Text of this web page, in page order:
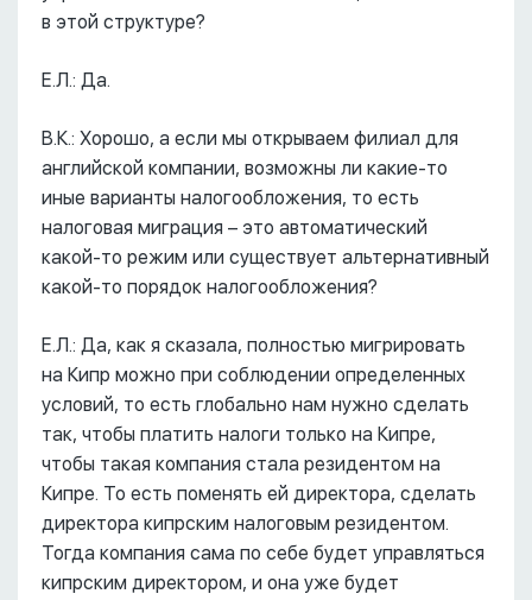
в этой структуре?
Е.Л.: Да.
В.К.: Хорошо, а если мы открываем филиал для
английской компании, возможны ли какие-то
иные варианты налогообложения, то есть
налоговая миграция – это автоматический
какой-то режим или существует альтернативный
какой-то порядок налогообложения?
Е.Л.: Да, как я сказала, полностью мигрировать
на Кипр можно при соблюдении определенных
условий, то есть глобально нам нужно сделать
так, чтобы платить налоги только на Кипре,
чтобы такая компания стала резидентом на
Кипре. То есть поменять ей директора, сделать
директора кипрским налоговым резидентом.
Тогда компания сама по себе будет управляться
кипрским директором, и она уже будет